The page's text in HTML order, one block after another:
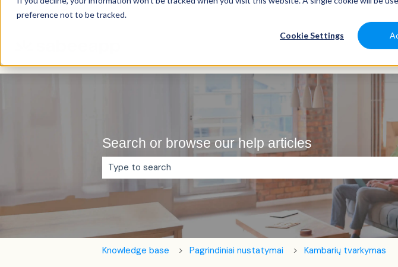
preference not to be tracked.
Cookie Settings
Lietuvių Rodyti vertimų submeniu
Search or browse our help articles
Pasiūlymų nėra, nes tuščias paieškos laukas.
Knowledge base Pagrindiniai nustatymai Kambarių tvarkymas